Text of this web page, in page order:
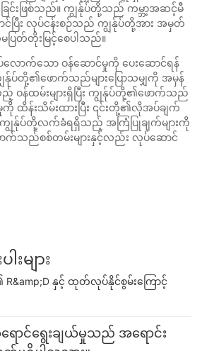
င်းဖြစ်သည်။ ကျွန်ုပ်တို့သည် ကမ္ဘာ့အဆင့်မီ
င်ပြီး လုပ်ငန်းစဉ်သည် ကျွန်ုပ်တို့အား အမှတ်
တ်တိုးမြင့်စေပါသည်။
ပ်လောက်သော ဝန်ဆောင်မှုကို ပေးဆောင်ရန်
တို့၏ဖောက်သည်များပြောသမျှကို အမှန်
ဝန်ထမ်းများရှိပြီး ကျွန်ုပ်တို့၏ဖောက်သည်
မှုကို ထိန်းသိမ်းထားပြီး ၎င်းတို့၏လိုအပ်ချက်
ကျွန်ုပ်တို့လက်ခံရရှိသည့် အကြံပြုချက်များကို
ာက်သည်စစ်တမ်းများနှင့်လည်း လုပ်ဆောင်
များ
R&amp;D နှင့် ထုတ်လုပ်နိုင်စွမ်းကြောင့်
ောင်ရွေးချယ်မှုသည် အရောင်း